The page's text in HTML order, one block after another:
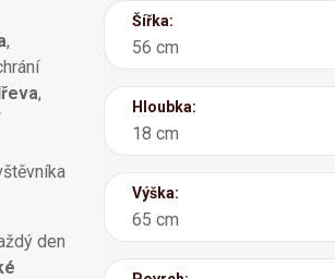
,
,
den
Šířka:
56 cm
Hloubka:
18 cm
Výška:
65 cm